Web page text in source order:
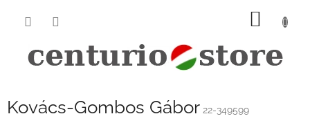
KOSÁR
Kovács-Gombos Gábor 22-349599